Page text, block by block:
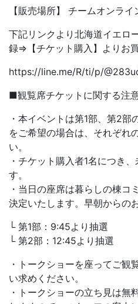
【販売場所】 チームオンライ
下記リンクより北海道イエロ
録⇒【チケット購入】よりお
https://line.me/R/ti/p/
■観覧席チケットに関する注
・本イベントは第1部、第2
をご希望の場合は、それぞれ
い。
・チケット購入者1名につき
す。
・当日の座席は暮らしの棟コ
決定いたします。早朝からの
└ 第1部：9:45より抽選
└ 第2部：12:45より抽選
・トークショーを座ってご観
い求めください。
・トークショーの立ち見は無